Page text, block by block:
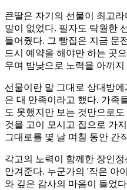
큰딸은 자기의 선물이 최고
말이 없었다. 필자도 탁월한
들어줬다. 그 빵집은 지금 문
드시 예약을 해야만 하는 곳
우며 밤낮으로 노력을 아끼
선물이란 말 그대로 상대방
은 대 만족이라고 했다. 가족
도 못했지만 보는 것만으로
것을 고이 모시고 집으로 가
그대로를 몇 날 며칠 동안 간
각고의 노력이 함께한 장인
안겨준다. 누군가의 '작은 아
와 깊은 감사의 마음이 들었